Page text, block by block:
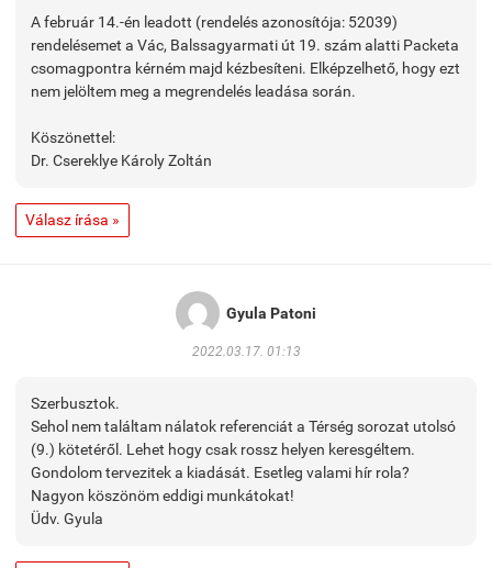
A február 14.-én leadott (rendelés azonosítója: 52039)
rendelésemet a Vác, Balssagyarmati út 19. szám alatti Packeta
csomagpontra kérném majd kézbesíteni. Elképzelhető, hogy ezt
nem jelöltem meg a megrendelés leadása során.
Köszönettel:
Dr. Csereklye Károly Zoltán
Válasz írása »
Gyula Patoni
2022.03.17. 01:13
Szerbusztok.
Sehol nem találtam nálatok referenciát a Térség sorozat utolsó
(9.) kötetéről. Lehet hogy csak rossz helyen keresgéltem.
Gondolom tervezitek a kiadását. Esetleg valami hír rola?
Nagyon köszönöm eddigi munkátokat!
Üdv. Gyula